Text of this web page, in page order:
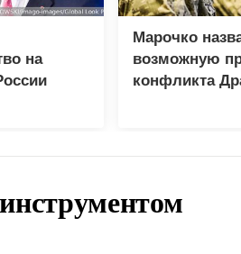
на
Марочко
возможную
конфликта